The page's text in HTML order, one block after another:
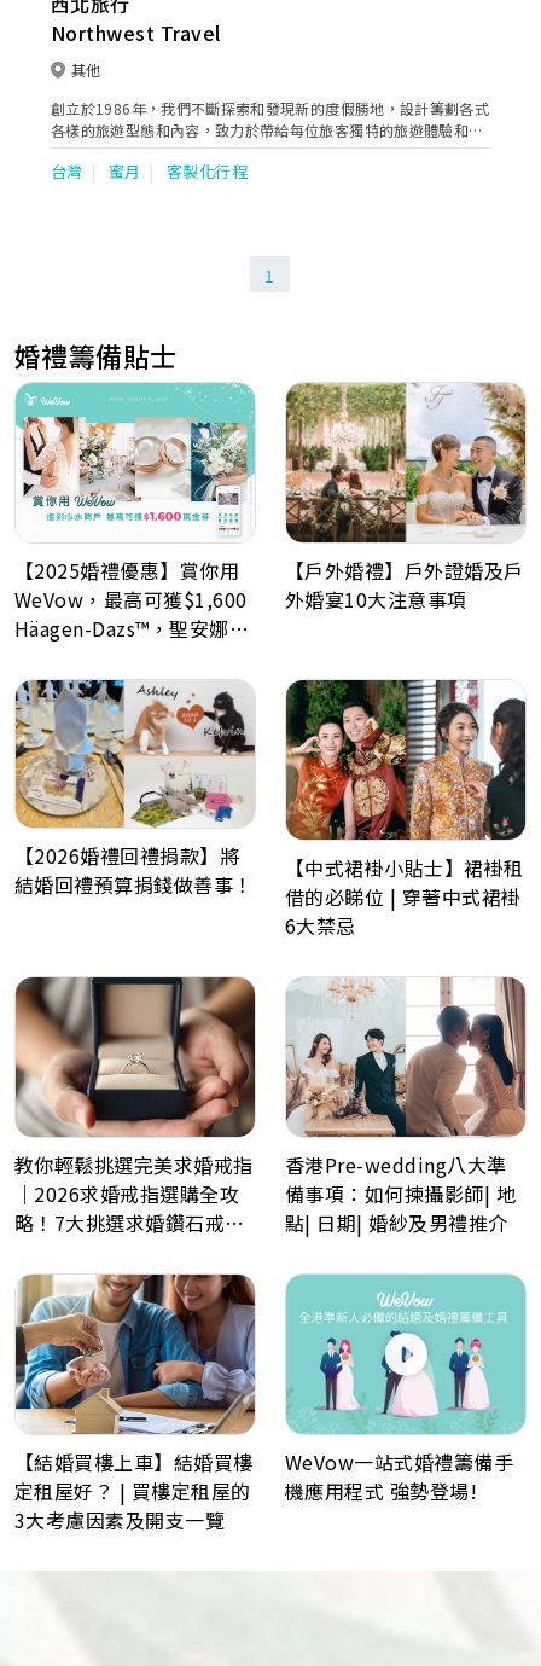
Northwest Travel
其他
創立於1986年，我們不斷探索和發現新的度假勝地，設計籌劃各式
各樣的旅遊型態和內容，致力於帶給每位旅客獨特的旅遊體驗和雋
永的回憶。「理想生活，始於足下」 我們相信旅行是一種探索，一
種尋找內心平靜和幸福的方式。西北旅行希望藉由提供您訂製化的
台灣 蜜月 客製化行程
1
婚禮籌備貼士
【2025婚禮優惠】賞你用
WeVow，最高可獲$1,600
Häagen-Dazs™，聖安娜餅
【戶外婚禮】戶外證婚及戶
外婚宴10大注意事項
【2026婚禮回禮捐款】將
結婚回禮預算捐錢做善事！
【中式裙褂小貼士】裙褂租
借的必睇位 | 穿著中式裙褂
6大禁忌
教你輕鬆挑選完美求婚戒指
｜2026求婚戒指選購全攻
略！7大挑選求婚鑽石戒指
香港Pre-wedding八大準
備事項：如何揀攝影師| 地
點| 日期| 婚紗及男禮推介
【結婚買樓上車】結婚買樓
定租屋好？ | 買樓定租屋的
3大考慮因素及開支一覽
WeVow一站式婚禮籌備手
機應用程式 強勢登場!